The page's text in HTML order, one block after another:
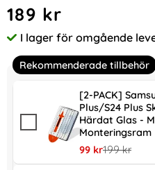
pris
189 kr
Tillgänglighet:
I lager för omgående
Rekommenderade tillbehör
[2-PACK]
Plus/S24 Plus
Härdat Glas -
Monteringsram
rea pris
99 krtidigare pris
199 kr